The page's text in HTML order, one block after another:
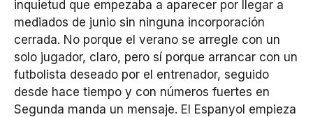
inquietud que empezaba a aparecer por llegar a
mediados de junio sin ninguna incorporación
cerrada. No porque el verano se arregle con un
solo jugador, claro, pero sí porque arrancar con un
futbolista deseado por el entrenador, seguido
desde hace tiempo y con números fuertes en
Segunda manda un mensaje. El Espanyol empieza